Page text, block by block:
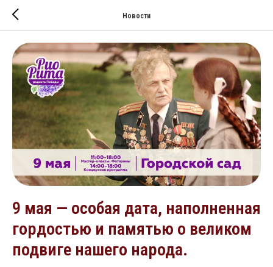
Новости
9 мая — особая дата, наполненная
гордостью и памятью о великом
подвиге нашего народа.